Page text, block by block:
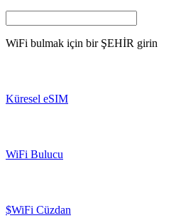
WiFi bulmak için bir ŞEHİR girin
Küresel eSIM
WiFi Bulucu
$WiFi Cüzdan